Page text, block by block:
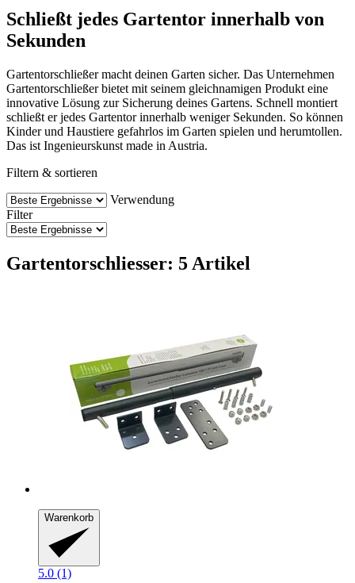
Schließt jedes Gartentor innerhalb von
Sekunden
Gartentorschließer macht deinen Garten sicher. Das Unternehmen
Gartentorschließer bietet mit seinem gleichnamigen Produkt eine
innovative Lösung zur Sicherung deines Gartens. Schnell montiert
schließt er jedes Gartentor innerhalb weniger Sekunden. So können
Kinder und Haustiere gefahrlos im Garten spielen und herumtollen.
Das ist Ingenieurskunst made in Austria.
Filtern & sortieren
Verwendung
Filter
Gartentorschliesser: 5 Artikel
Warenkorb
5.0 (1)